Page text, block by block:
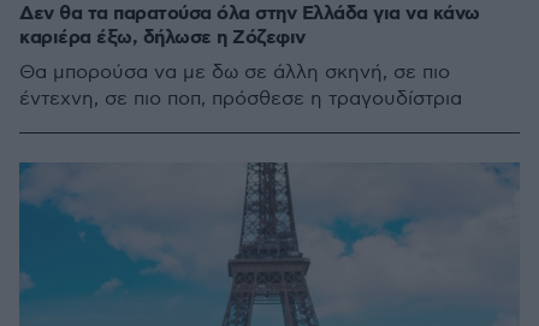
Δεν θα τα παρατούσα όλα στην Ελλάδα για να κάνω
καριέρα έξω, δήλωσε η Ζόζεφιν
Θα μπορούσα να με δω σε άλλη σκηνή, σε πιο
έντεχνη, σε πιο ποπ, πρόσθεσε η τραγουδίστρια